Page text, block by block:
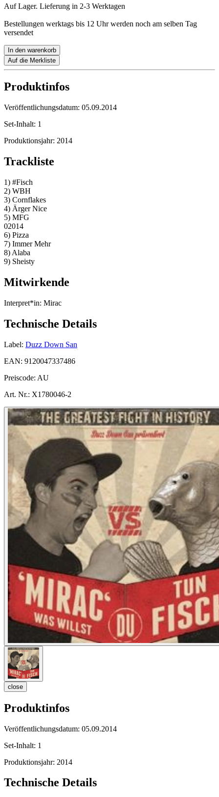
Auf Lager. Lieferung in 2-3 Werktagen
Bestellungen werktags bis 12 Uhr werden noch am selben Tag
versendet
In den warenkorb
Auf die Merkliste
Produktinfos
Veröffentlichungsdatum: 05.09.2014
Set-Inhalt: 1
Produktionsjahr: 2014
Trackliste
1) #Fisch
2) WBH
3) Cornflakes
4) Ärger Nice
5) MFG
02014
6) Pizza
7) Immer Mehr
8) Alaba
9) Sheisty
Mitwirkende
Interpret*in: Mirac
Technische Details
Label: Duzz Down San
EAN: 9120047337486
Preiscode: AU
Art. Nr.: X1780046-2
close
Produktinfos
Veröffentlichungsdatum: 05.09.2014
Set-Inhalt: 1
Produktionsjahr: 2014
Technische Details